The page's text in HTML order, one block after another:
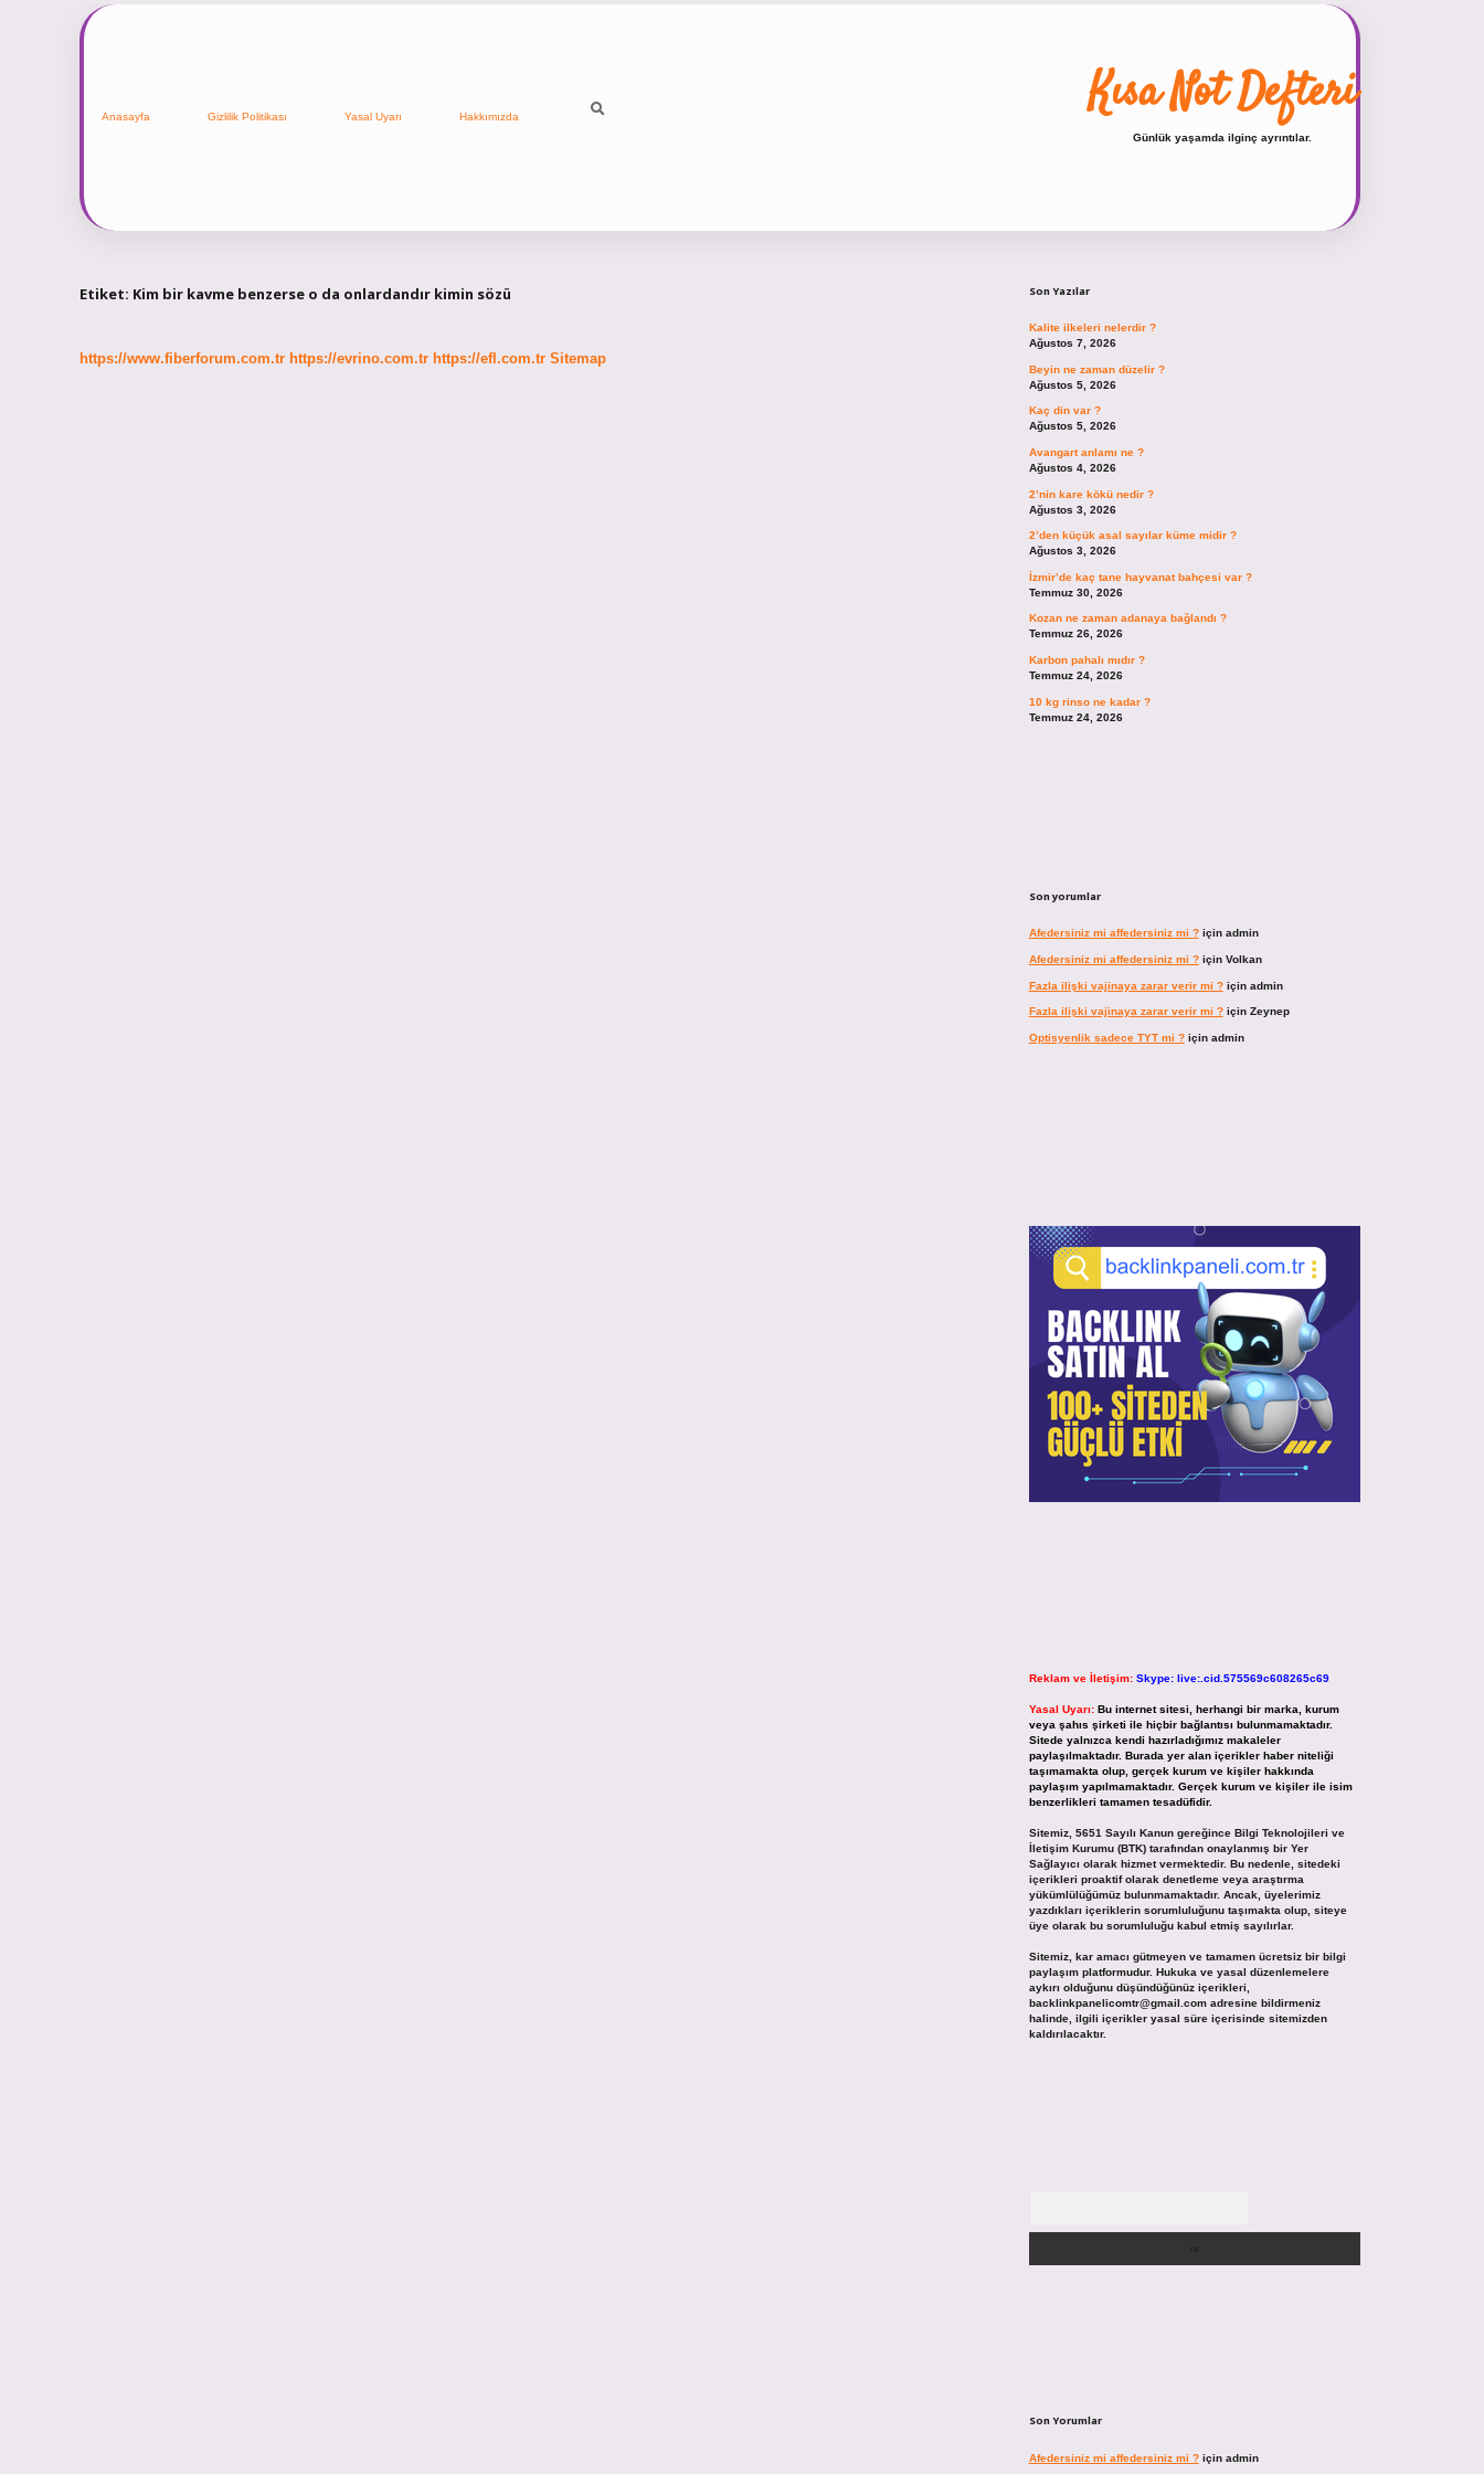
Anasayfa Gizlilik Politikası Yasal Uyarı Hakkımızda Kısa Not Defteri
Günlük yaşamda ilginç ayrıntılar.
Etiket: Kim bir kavme benzerse o da onlardandır kimin sözü
https://www.fiberforum.com.tr https://evrino.com.tr https://efl.com.tr Sitemap
Son Yazılar
Kalite ilkeleri nelerdir ?
Ağustos 7, 2026
Beyin ne zaman düzelir ?
Ağustos 5, 2026
Kaç din var ?
Ağustos 5, 2026
Avangart anlamı ne ?
Ağustos 4, 2026
2’nin kare kökü nedir ?
Ağustos 3, 2026
2’den küçük asal sayılar küme midir ?
Ağustos 3, 2026
İzmir’de kaç tane hayvanat bahçesi var ?
Temmuz 30, 2026
Kozan ne zaman adanaya bağlandı ?
Temmuz 26, 2026
Karbon pahalı mıdır ?
Temmuz 24, 2026
10 kg rinso ne kadar ?
Temmuz 24, 2026
Son yorumlar
Afedersiniz mi affedersiniz mi ?için admin
Afedersiniz mi affedersiniz mi ?için Volkan
Fazla ilişki vajinaya zarar verir mi ?için admin
Fazla ilişki vajinaya zarar verir mi ?için Zeynep
Optisyenlik sadece TYT mi ?için admin
Reklam ve İletişim: Skype: live:.cid.575569c608265c69
Yasal Uyarı: Bu internet sitesi, herhangi bir marka, kurum
veya şahıs şirketi ile hiçbir bağlantısı bulunmamaktadır.
Sitede yalnızca kendi hazırladığımız makaleler
paylaşılmaktadır. Burada yer alan içerikler haber niteliği
taşımamakta olup, gerçek kurum ve kişiler hakkında
paylaşım yapılmamaktadır. Gerçek kurum ve kişiler ile isim
benzerlikleri tamamen tesadüfidir.
Sitemiz, 5651 Sayılı Kanun gereğince Bilgi Teknolojileri ve
İletişim Kurumu (BTK) tarafından onaylanmış bir Yer
Sağlayıcı olarak hizmet vermektedir. Bu nedenle, sitedeki
içerikleri proaktif olarak denetleme veya araştırma
yükümlülüğümüz bulunmamaktadır. Ancak, üyelerimiz
yazdıkları içeriklerin sorumluluğunu taşımakta olup, siteye
üye olarak bu sorumluluğu kabul etmiş sayılırlar.
Sitemiz, kar amacı gütmeyen ve tamamen ücretsiz bir bilgi
paylaşım platformudur. Hukuka ve yasal düzenlemelere
aykırı olduğunu düşündüğünüz içerikleri,
backlinkpanelicomtr@gmail.comadresine bildirmeniz
halinde, ilgili içerikler yasal süre içerisinde sitemizden
kaldırılacaktır.
Son Yorumlar
Afedersiniz mi affedersiniz mi ?için admin